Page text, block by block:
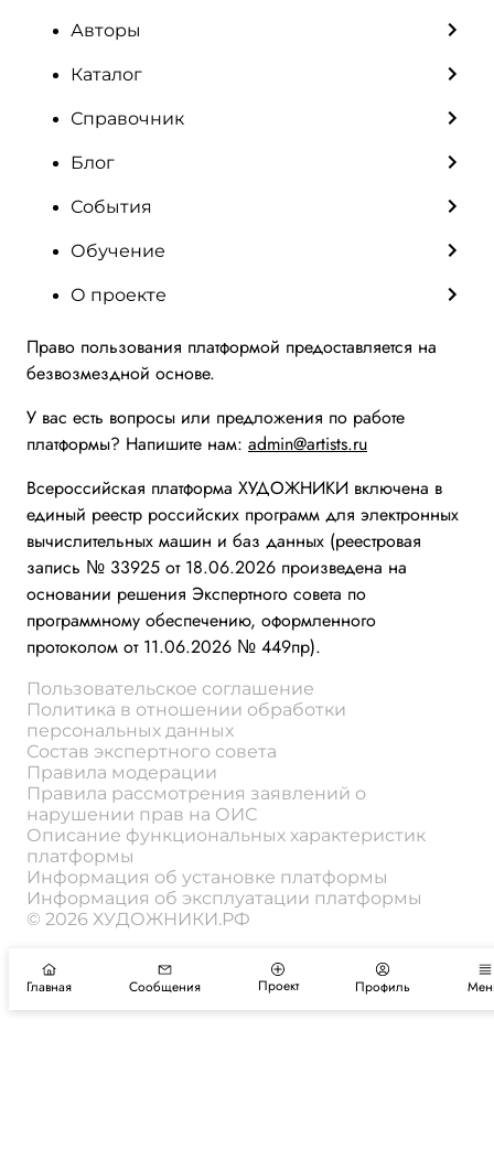
Авторы
Каталог
Справочник
Блог
События
Обучение
О проекте
Право пользования платформой предоставляется на
безвозмездной основе.
У вас есть вопросы или предложения по работе
платформы? Напишите нам: admin@artists.ru
Всероссийская платформа ХУДОЖНИКИ включена в
единый реестр российских программ для электронных
вычислительных машин и баз данных (реестровая
запись № 33925 от 18.06.2026 произведена на
основании решения Экспертного совета по
программному обеспечению, оформленного
протоколом от 11.06.2026 № 449пр).
Пользовательское соглашение
Политика в отношении обработки
персональных данных
Состав экспертного совета
Правила модерации
Правила рассмотрения заявлений о
нарушении прав на ОИС
Описание функциональных характеристик
платформы
Информация об установке платформы
Информация об эксплуатации платформы
© 2026 ХУДОЖНИКИ.РФ
Главная Сообщения Проект Профиль